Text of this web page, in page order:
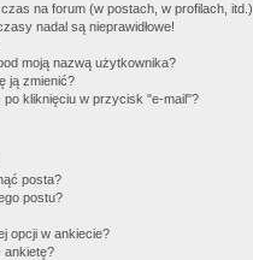
na forum (w postach, w profilach, itd.)
nadal są nieprawidłowe!
moją nazwą użytkownika?
ją zmienić?
kliknięciu w przycisk "e-mail"?
posta?
postu?
opcji w ankiecie?
ankietę?